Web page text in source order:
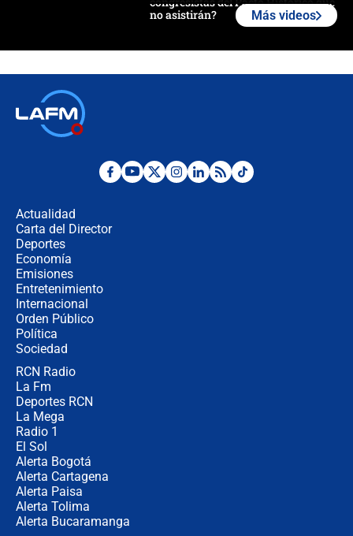
no asistirán?
¿Por qué De la Espriella gobernará
Más videos
Actualidad
Carta del Director
Deportes
Economía
Emisiones
Entretenimiento
Internacional
Orden Público
Política
Sociedad
RCN Radio
La Fm
Deportes RCN
La Mega
Radio 1
El Sol
Alerta Bogotá
Alerta Cartagena
Alerta Paisa
Alerta Tolima
Alerta Bucaramanga